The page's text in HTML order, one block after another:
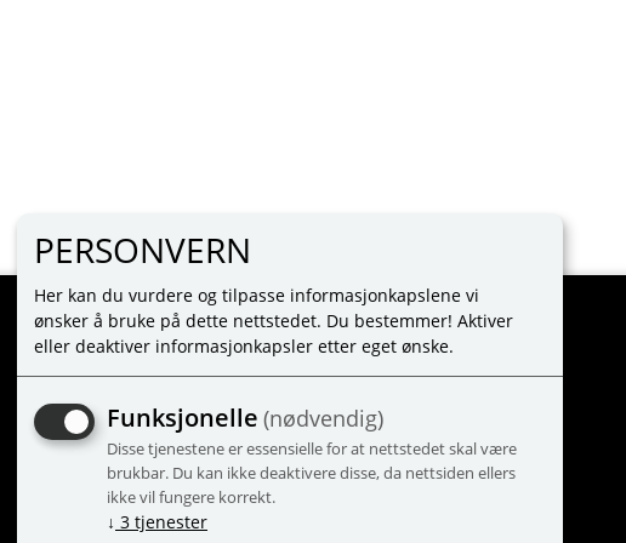
MINE SIDER
LOGG INN
NY KUNDE
VILKÅR
PERSONVERNERKLÆRING
ADMINISTRER COOKIES
PERSONVERN
Her kan du vurdere og tilpasse informasjonkapslene vi
ønsker å bruke på dette nettstedet. Du bestemmer! Aktiver
eller deaktiver informasjonkapsler etter eget ønske.
Funksjonelle (nødvendig)
Disse tjenestene er essensielle for at nettstedet skal være
brukbar. Du kan ikke deaktivere disse, da nettsiden ellers
ikke vil fungere korrekt.
↓ 3 tjenester